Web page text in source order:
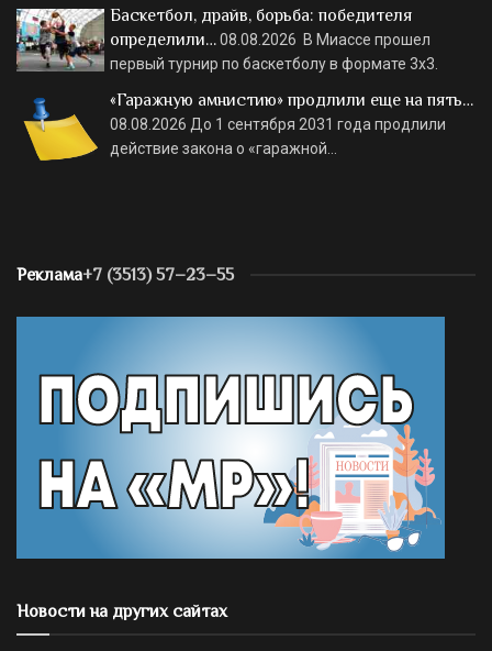
Баскетбол, драйв, борьба: победителя
определили…08.08.2026 В Миассе прошел
первый турнир по баскетболу в формате 3х3.
«Гаражную амнистию» продлили еще на пять…
08.08.2026 До 1 сентября 2031 года продлили
действие закона о «гаражной…
Реклама+7 (3513) 57–23–55
Новости на других сайтах